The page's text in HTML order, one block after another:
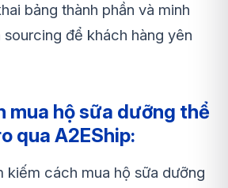
bảng thành phần và minh
để khách hàng yên
mua hộ sữa dưỡng thể
qua A2EShip:
kiếm cách mua hộ sữa dưỡng